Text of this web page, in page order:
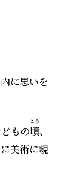
に思いを
もの頃
ころ
、
美術に親